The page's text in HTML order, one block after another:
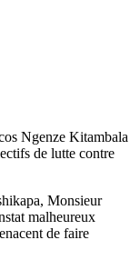
Ngenze Kitambala
de lutte contre
Monsieur
malheureux
de faire